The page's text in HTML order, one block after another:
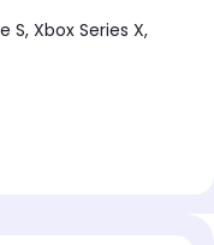
S, Xbox Series X,